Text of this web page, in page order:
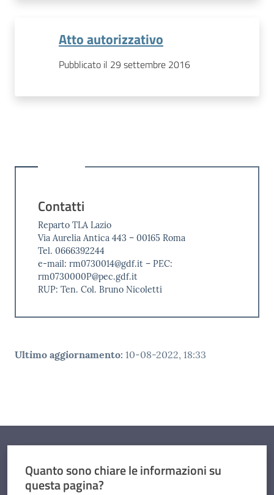
Atto autorizzativo
Pubblicato il 29 settembre 2016
Contatti
Reparto TLA Lazio
Via Aurelia Antica 443 – 00165 Roma
Tel. 0666392244
e-mail: rm0730014@gdf.it – PEC:
rm0730000P@pec.gdf.it
RUP: Ten. Col. Bruno Nicoletti
Ultimo aggiornamento: 10-08-2022, 18:33
Quanto sono chiare le informazioni su
questa pagina?